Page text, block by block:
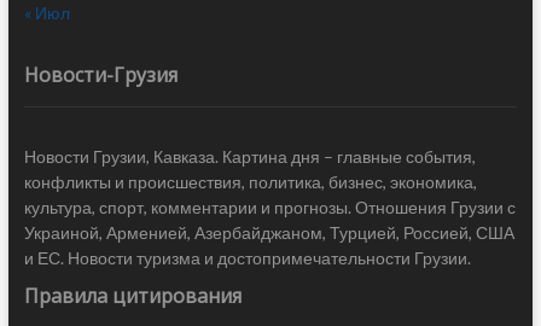
« Июл
Новости-Грузия
Новости Грузии, Кавказа. Картина дня – главные события,
конфликты и происшествия, политика, бизнес, экономика,
культура, спорт, комментарии и прогнозы. Отношения Грузии с
Украиной, Арменией, Азербайджаном, Турцией, Россией, США
и ЕС. Новости туризма и достопримечательности Грузии.
Правила цитирования